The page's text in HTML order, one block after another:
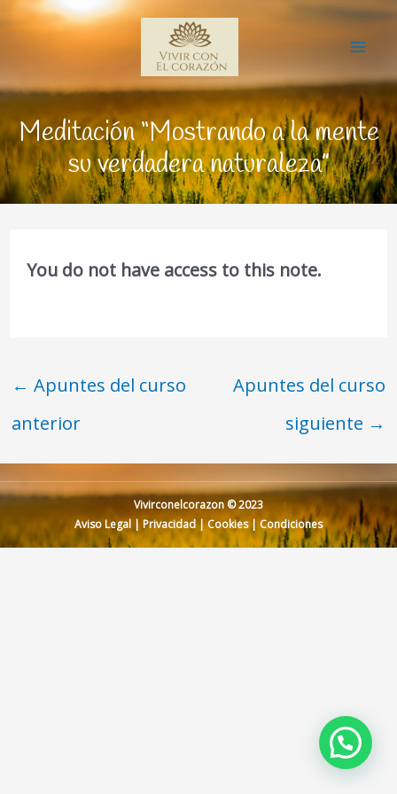
Meditación “Mostrando a la mente
su verdadera naturaleza”
You do not have access to this note.
← Apuntes del curso
anterior
Apuntes del curso
siguiente →
Vivirconelcorazon © 2023
Aviso Legal | Privacidad|Cookies| Condiciones